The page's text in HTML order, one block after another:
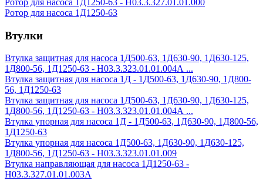
Ротор для насоса 1Д1250-63 - Н03.3.327.01.01.000
Ротор для насоса 1Д1250-63
Втулки
Втулка защитная для насоса 1Д500-63, 1Д630-90, 1Д630-125,
1Д800-56, 1Д1250-63 - Н03.3.323.01.01.004А ...
Втулка защитная для насоса 1Д - 1Д500-63, 1Д630-90, 1Д800-
56, 1Д1250-63
Втулка защитная для насоса 1Д500-63, 1Д630-90, 1Д630-125,
1Д800-56, 1Д1250-63 - Н03.3.323.01.01.004А ...
Втулка упорная для насоса 1Д - 1Д500-63, 1Д630-90, 1Д800-56,
1Д1250-63
Втулка упорная для насоса 1Д500-63, 1Д630-90, 1Д630-125,
1Д800-56, 1Д1250-63 - Н03.3.323.01.01.009
Втулка направляющая для насоса 1Д1250-63 -
Н03.3.327.01.01.003А